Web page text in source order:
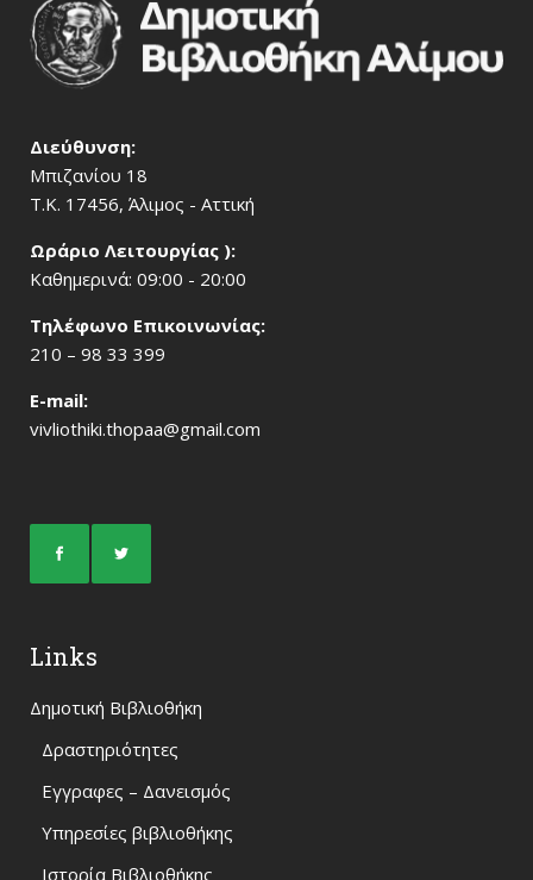
Διεύθυνση:
Μπιζανίου 18
Τ.Κ. 17456, Άλιμος - Αττική
Ωράριο Λειτουργίας ):
Καθημερινά: 09:00 - 20:00
Τηλέφωνο Επικοινωνίας:
210 – 98 33 399
Ε-mail:
vivliothiki.thopaa@gmail.com
Links
Δημοτική Βιβλιοθήκη
Δραστηριότητες
Εγγραφες – Δανεισμός
Υπηρεσίες βιβλιοθήκης
Ιστορία Βιβλιοθήκης